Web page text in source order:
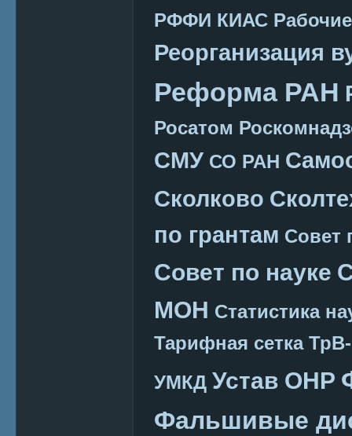
РФФИ КИАС
Реорганизация
Реформа РАН
Росатом
СМУ СО РАН
Сколково
по грантам Совет
Совет по науке
МОН Статистика
Тарифная сетка
УМКД Устав ОНР
Фальшивые